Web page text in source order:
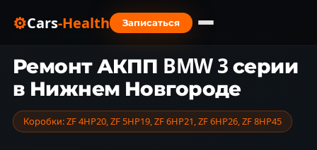
⚙Cars-Health
Записаться
Нижний Новгород › Марки авто
Ремонт АКПП BMW 3 серии
в Нижнем Новгороде
Коробки: ZF 4HP20, ZF 5HP19, ZF 6HP21, ZF 6HP26, ZF 8HP45